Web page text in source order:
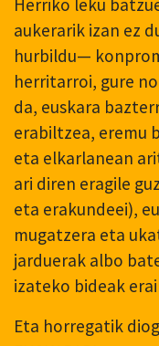
aukerarik izan ez
hurbildu—
herritarroi, gure
da, euskara
erabiltzea, eremu
eta elkarlanean
ari diren eragile
eta erakundeei),
mugatzera eta
jarduerak albo
izateko bideak
Eta horregatik